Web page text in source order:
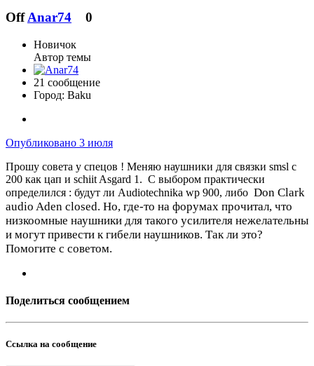
Off Anar74 0
Новичок
Автор темы
21 сообщение
Город: Baku
Опубликовано 3 июля
Прошу совета у спецов ! Меняю наушники для связки smsl c
200 как цап и schiit Asgard 1. С выбором практически
определился : будут ли Audiotechnika wp 900, либо Don Clark
audio Aden closed. Но, где-то на форумах прочитал, что
низкоомные наушники для такого усилителя нежелательны
и могут привести к гибели наушников. Так ли это?
Помогите с советом.
Поделиться сообщением
Ссылка на сообщение